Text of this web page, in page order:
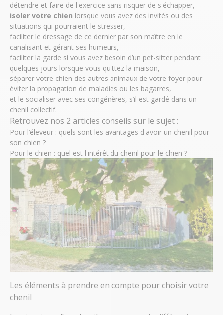
détendre et faire de l'exercice sans risquer de s'échapper,
isoler votre chien lorsque vous avez des invités ou des
situations qui pourraient le stresser,
faciliter le dressage de ce dernier par son maître en le
canalisant et gérant ses humeurs,
faciliter la garde si vous avez besoin d’un pet-sitter pendant
quelques jours lorsque vous quittez la maison,
séparer votre chien des autres animaux de votre foyer pour
éviter la propagation de maladies ou les bagarres,
et le socialiser avec ses congénères, s’il est gardé dans un
chenil collectif.
Retrouvez nos 2 articles conseils sur le sujet :
Pour l’éleveur : quels sont les avantages d'avoir un chenil pour
son chien ?
Pour le chien : quel est l'intérêt du chenil pour le chien ?
Les éléments à prendre en compte pour choisir votre
chenil